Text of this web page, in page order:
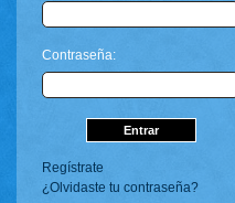
Contraseña:
Regístrate
¿Olvidaste tu contraseña?